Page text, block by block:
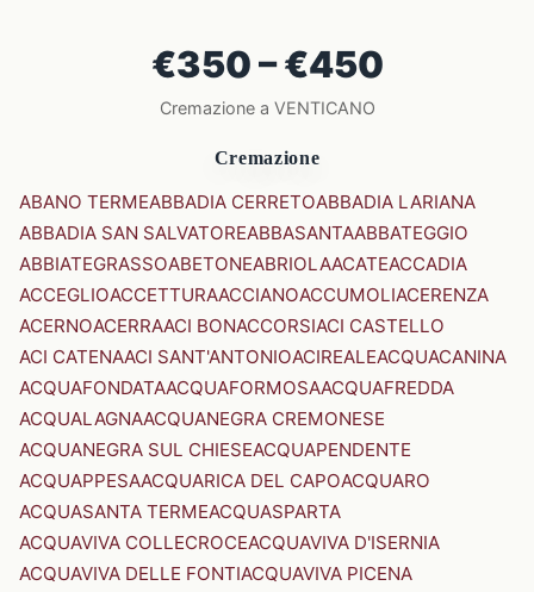
€350 – €450
Cremazione a VENTICANO
Cremazione
ABANO TERMEABBADIA CERRETOABBADIA LARIANA
ABBADIA SAN SALVATOREABBASANTAABBATEGGIO
ABBIATEGRASSOABETONEABRIOLAACATEACCADIA
ACCEGLIOACCETTURAACCIANOACCUMOLIACERENZA
ACERNOACERRAACI BONACCORSIACI CASTELLO
ACI CATENAACI SANT'ANTONIOACIREALEACQUACANINA
ACQUAFONDATAACQUAFORMOSAACQUAFREDDA
ACQUALAGNAACQUANEGRA CREMONESE
ACQUANEGRA SUL CHIESEACQUAPENDENTE
ACQUAPPESAACQUARICA DEL CAPOACQUARO
ACQUASANTA TERMEACQUASPARTA
ACQUAVIVA COLLECROCEACQUAVIVA D'ISERNIA
ACQUAVIVA DELLE FONTIACQUAVIVA PICENA